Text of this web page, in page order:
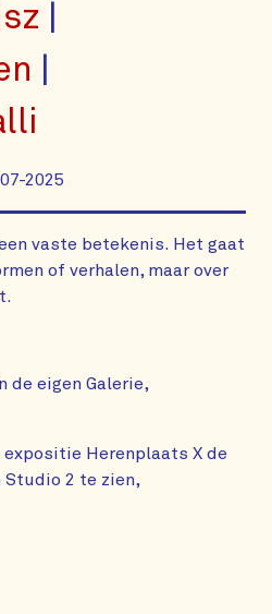
2025
vaste betekenis. Het gaat
of verhalen, maar over
de eigen Galerie,
Herenplaats X de
Studio 2 te zien,